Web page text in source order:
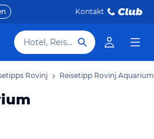
Kontakt
Hotel, Reiseziel
Rovinj Reisetipp Rovinj Aquarium